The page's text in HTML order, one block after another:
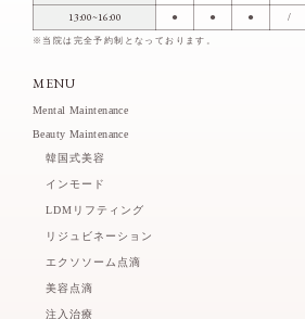
13:00~16:00 ● ● ● /
※当院は完全予約制となっております。
MENU
Mental Maintenance
Beauty Maintenance
韓国式美容
インモード
LDMリフティング
リジュビネーション
エクソソーム点滴
美容点滴
注入治療